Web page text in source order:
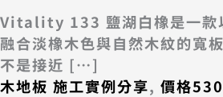
Vitality 133 鹽湖白橡是一款
融合淡橡木色與自然木紋的寬
不是接近 […]
木地板 施工實例分享, 價格